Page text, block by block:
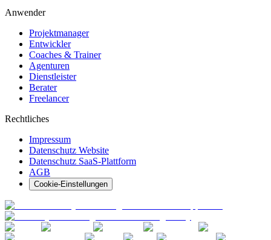
Anwender
Projektmanager
Entwickler
Coaches & Trainer
Agenturen
Dienstleister
Berater
Freelancer
Rechtliches
Impressum
Datenschutz Website
Datenschutz SaaS-Plattform
AGB
Cookie-Einstellungen